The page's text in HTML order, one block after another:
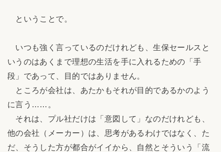
ということで。
いつも強く言っているのだけれども、生保セールスと
いうのはあくまで理想の生活を手に入れるための「手
段」であって、目的ではありません。
ところが会社は、あたかもそれが目的であるかのよう
に言う……。
それは、プル社だけは「意図して」なのだけれども、
他の会社（メーカー）は、思考があるわけではなく、た
だ、そうした方が都合がイイから、自然とそういう「流